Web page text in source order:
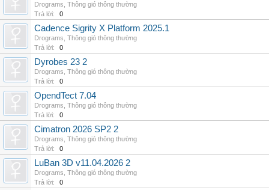
Drograms Thông gió thông thường
Trả lời:
0
Cadence Sigrity X Platform 2025.1
Drograms Thông gió thông thường
Trả lời:
0
Dyrobes 23 2
Drograms Thông gió thông thường
Trả lời:
0
OpendTect 7.04
Drograms Thông gió thông thường
Trả lời:
0
Cimatron 2026 SP2 2
Drograms Thông gió thông thường
Trả lời:
0
LuBan 3D v11.04.2026 2
Drograms Thông gió thông thường
Trả lời:
0